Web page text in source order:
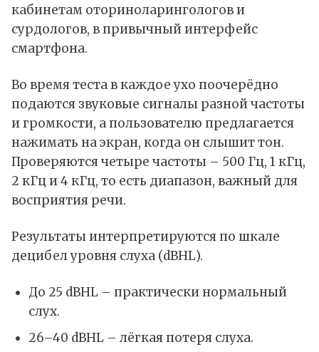
кабинетам оториноларингологов и
сурдологов, в привычный интерфейс
смартфона.
Во время теста в каждое ухо поочерёдно
подаются звуковые сигналы разной частоты
и громкости, а пользователю предлагается
нажимать на экран, когда он слышит тон.
Проверяются четыре частоты – 500 Гц, 1 кГц,
2 кГц и 4 кГц, то есть диапазон, важный для
восприятия речи.
Результаты интерпретируются по шкале
децибел уровня слуха (dBHL).
До 25 dBHL – практически нормальный
слух.
26–40 dBHL – лёгкая потеря слуха.